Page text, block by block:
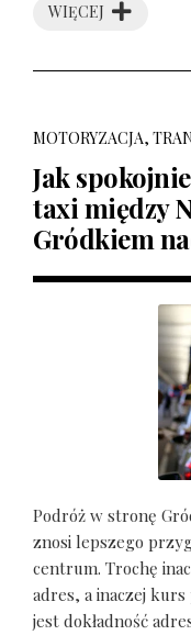
WIĘCEJ
MOTORYZACJA,
Jak
taxi między
Gródkiem
Podróż w stronę
znosi lepszego
centrum. Trochę
adres, a inaczej kurs
jest dokładność